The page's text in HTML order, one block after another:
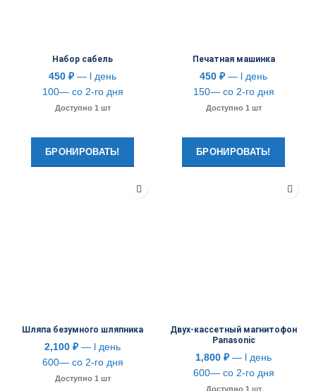
Набор сабель
450 ₽— l день
100— со 2-го дня
Доступно 1 шт
БРОНИРОВАТЬ!
Печатная машинка
450 ₽— l день
150— со 2-го дня
Доступно 1 шт
БРОНИРОВАТЬ!
Шляпа безумного шляпника
2,100 ₽— l день
600— со 2-го дня
Доступно 1 шт
Двух-кассетный магнитофон
Panasonic
1,800 ₽— l день
600— со 2-го дня
Доступно 1 шт